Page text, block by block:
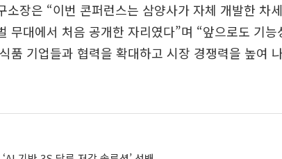
소장은 “이번 콘퍼런스는 삼양사가 자체 개발한 차
무대에서 처음 공개한 자리였다”며 “앞으로도 기
품 기업들과 협력을 확대하고 시장 경쟁력을 높여